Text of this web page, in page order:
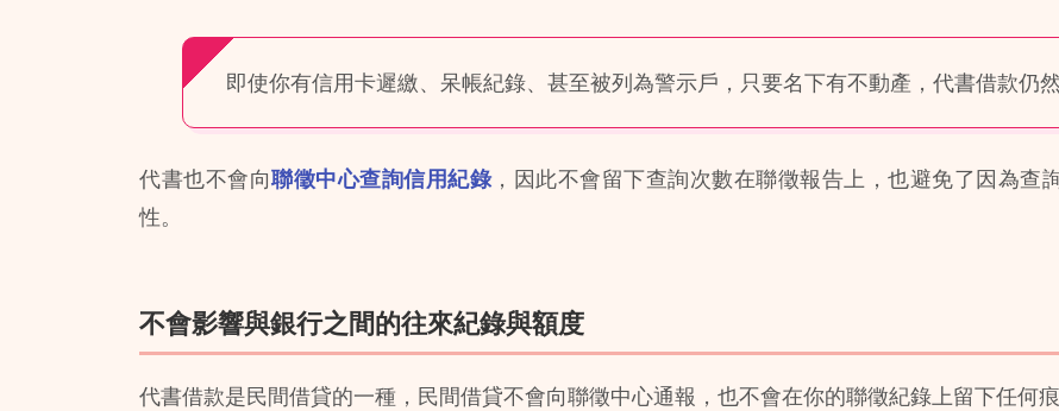
即使你有信用卡遲繳、呆帳紀錄、甚至被列為警示戶，只要名下有不動產，代書借款仍然
代書也不會向聯徵中心查詢信用紀錄，因此不會留下查詢次數在聯徵報告上，也避免了因為查
性。
不會影響與銀行之間的往來紀錄與額度
代書借款是民間借貸的一種，民間借貸不會向聯徵中心通報，也不會在你的聯徵紀錄上留下任何痕